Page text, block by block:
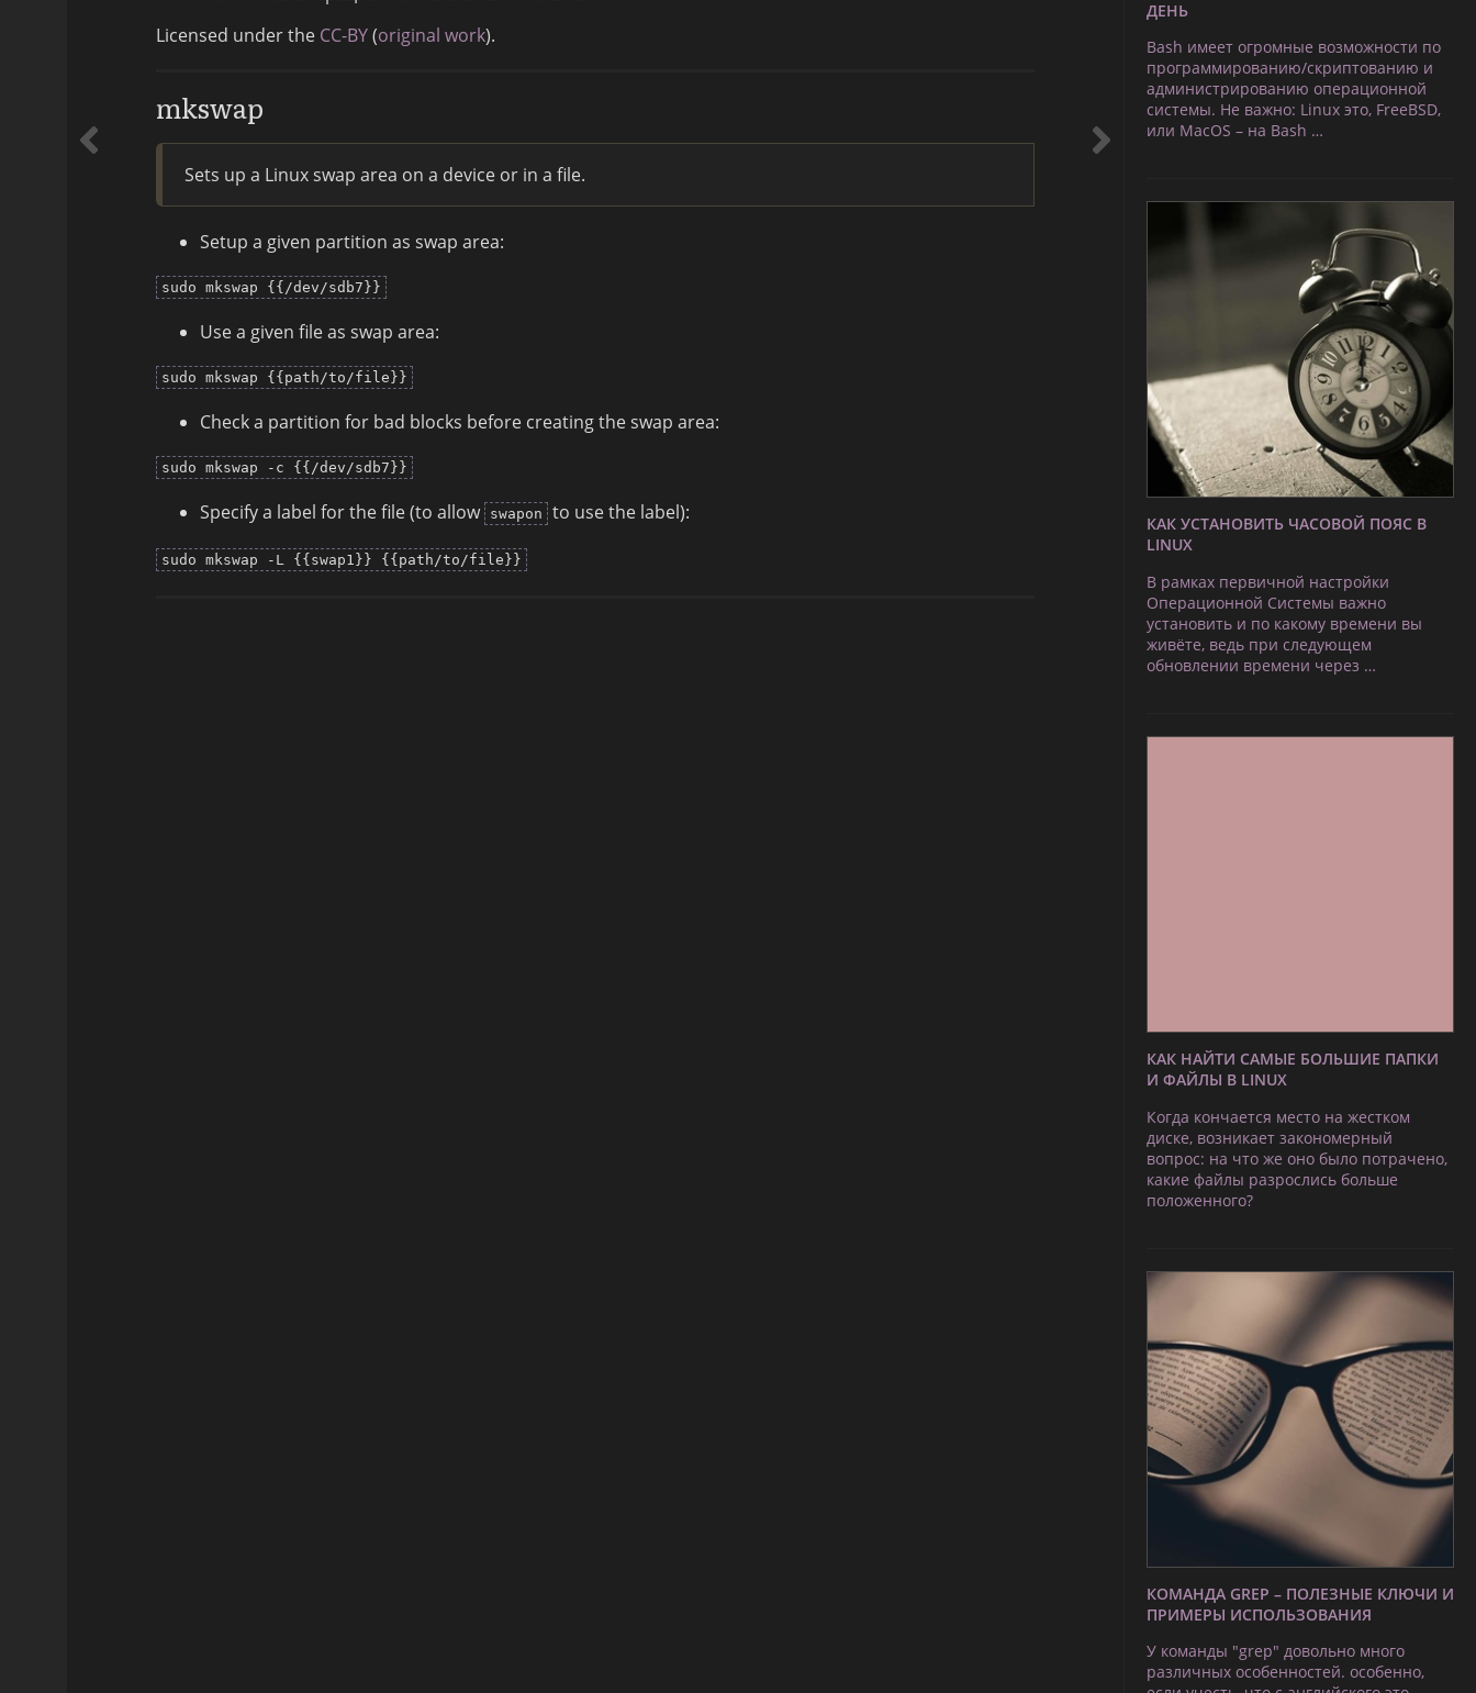
Licensed under the CC-BY(original work).
mkswap
Sets up a Linux swap area on a device or in a file.
Setup a given partition as swap area:
sudo mkswap {{/dev/sdb7}}
Use a given file as swap area:
sudo mkswap {{path/to/file}}
Check a partition for bad blocks before creating the swap area:
sudo mkswap -c {{/dev/sdb7}}
Specify a label for the file (to allow swapon to use the label):
sudo mkswap -L {{swap1}} {{path/to/file}}
ДЕНЬ
Bash имеет огромные возможности по
программированию/скриптованию и
администрированию операционной
системы. Не важно: Linux это, FreeBSD,
или MacOS – на Bash …
КАК УСТАНОВИТЬ ЧАСОВОЙ ПОЯС В
LINUX
В рамках первичной настройки
Операционной Системы важно
установить и по какому времени вы
живёте, ведь при следующем
обновлении времени через …
КАК НАЙТИ САМЫЕ БОЛЬШИЕ ПАПКИ
И ФАЙЛЫ В LINUX
Когда кончается место на жестком
диске, возникает закономерный
вопрос: на что же оно было потрачено,
какие файлы разрослись больше
положенного?
КОМАНДА GREP – ПОЛЕЗНЫЕ КЛЮЧИ И
ПРИМЕРЫ ИСПОЛЬЗОВАНИЯ
У команды "grep" довольно много
различных особенностей. особенно,